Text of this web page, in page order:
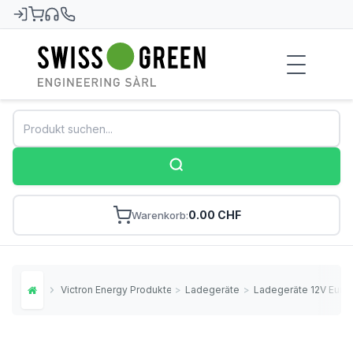
Swiss-Green
Warenkorb 0.00 CHF
Home Victron Energy Produkte > Ladegeräte > Ladegeräte 12V